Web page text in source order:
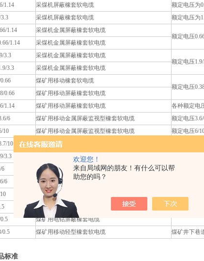
欢迎您！
来自局域网的朋友！有什么可以帮
助您的吗？
1.14
采煤机屏蔽橡套软电缆
额定电压为
采煤机屏蔽橡套软电缆
额定电压为
1.14
采煤机金属屏蔽橡套软电缆
额定电压
1.14
采煤机金属屏蔽橡套软电缆
3.3
采煤机金属屏蔽橡套软电缆
额定电压
3.3
采煤机金属屏蔽橡套软电缆
煤矿用移动橡套软电缆
额定电压
0.66
煤矿用移动屏蔽橡套软电缆
1.14
煤矿用移动屏蔽橡套软电缆
各种额定电
6
煤矿用移动金属屏蔽监视型橡套软电缆
额定电压
10
煤矿用移动金属屏蔽监视型橡套软电缆
额定电压6/
10
煤矿用移动金属屏蔽监视型橡套软电缆
额定电压
3.3
煤矿用移动金属屏蔽橡套软电缆
额定电压
6
煤矿用移动屏蔽橡套软电缆
额定电压
6
煤矿用移动金属屏蔽橡套软电缆
煤矿用移动金属屏蔽橡套软电缆
额定电压6/
煤矿用电钻橡套电缆
煤矿井下
煤矿用电钻屏蔽橡套电缆
0.5
煤矿用移动轻型橡套软电缆 煤矿井下巷
标准